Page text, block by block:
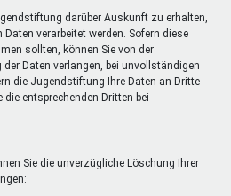
darüber Auskunft zu erhalten,
verarbeitet werden. Sofern diese
sollten, können Sie von der
Daten verlangen, bei unvollständigen
die Jugendstiftung Ihre Daten an Dritte
entsprechenden Dritten bei
Sie die unverzügliche Löschung Ihrer